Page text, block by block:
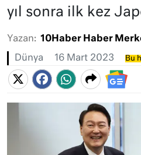
yıl sonra ilk kez
Yazan: 10Haber Haber
Dünya 16 Mart 2023 Bu